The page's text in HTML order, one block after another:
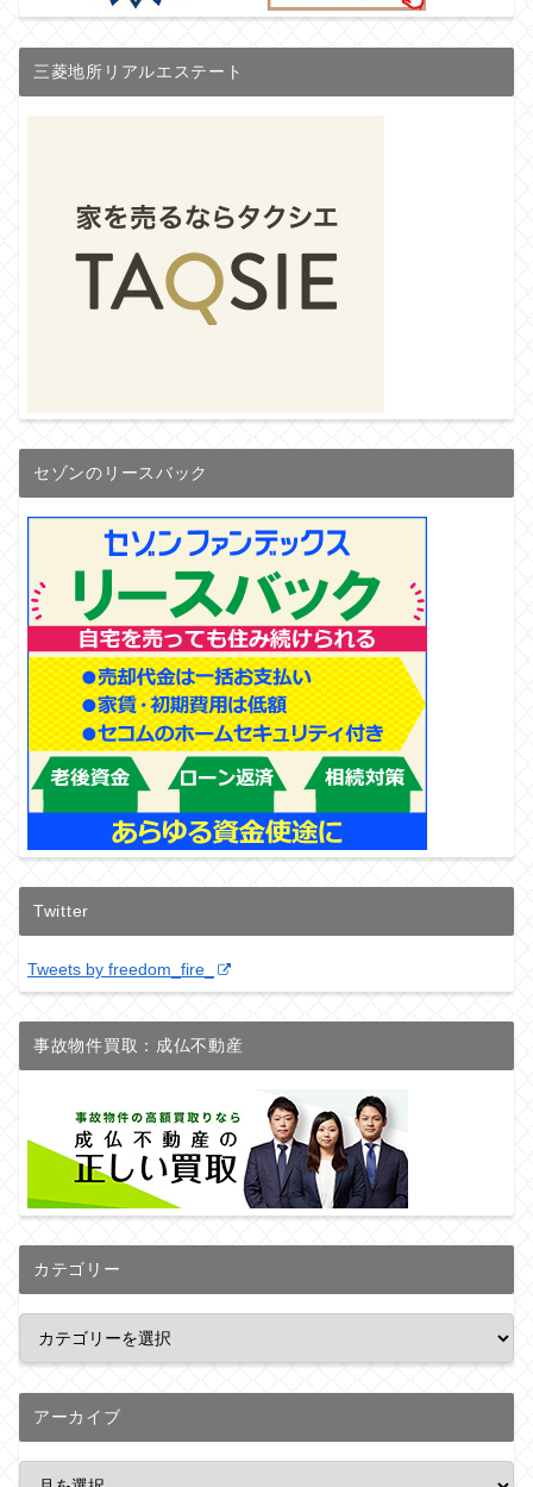
三菱地所リアルエステート
セゾンのリースバック
Twitter
Tweets by freedom_fire_
事故物件買取：成仏不動産
カテゴリー
アーカイブ